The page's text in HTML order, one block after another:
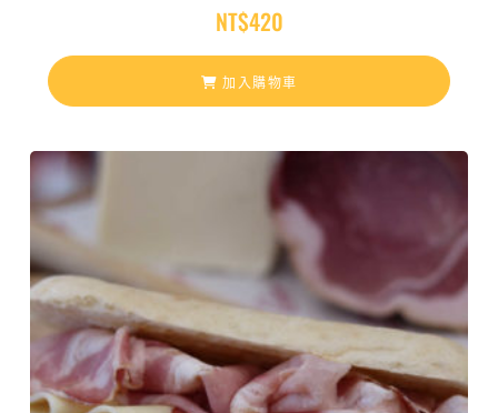
NT$420
加入購物車